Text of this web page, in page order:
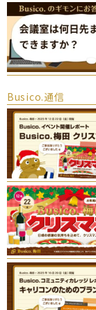
Busico.通信